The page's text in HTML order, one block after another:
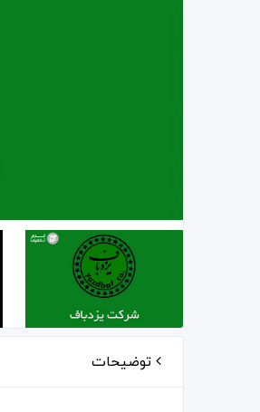
توضیحات